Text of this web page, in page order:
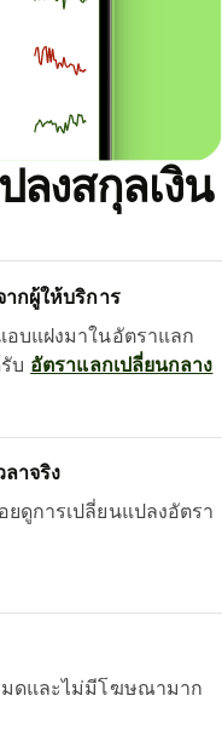
งสกุลเงิน
ากผู้ให้บริการ
บแฝงมาในอัตราแลก
บ อัตราแลกเปลี่ยนกลาง
าจริง
ดูการเปลี่ยนแปลงอัตรา
มดและไม่มีโฆษณามาก